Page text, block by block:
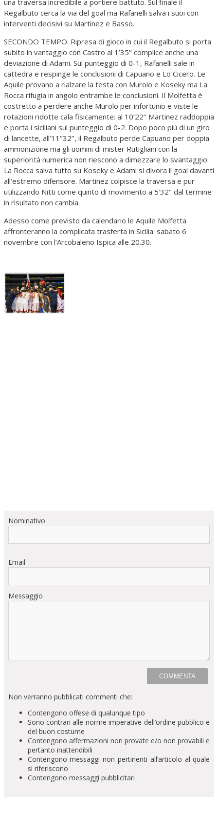
una traversa incredibile a portiere battuto. Sul finale il
Regalbuto cerca la via del goal ma Rafanelli salva i suoi con
interventi decisivi su Martinez e Basso.
SECONDO TEMPO. Ripresa di gioco in cui il Regalbuto si porta
subito in vantaggio con Castro al 1’35’’ complice anche una
deviazione di Adami. Sul punteggio di 0-1, Rafanelli sale in
cattedra e respinge le conclusioni di Capuano e Lo Cicero. Le
Aquile provano a rialzare la testa con Murolo e Koseky ma La
Rocca rifugia in angolo entrambe le conclusioni. Il Molfetta è
costretto a perdere anche Murolo per infortunio e viste le
rotazioni ridotte cala fisicamente: al 10’22’’ Martinez raddoppia
e porta i siciliani sul punteggio di 0-2. Dopo poco più di un giro
di lancette, all’11’’32’’, il Regalbuto perde Capuano per doppia
ammonizione ma gli uomini di mister Rutigliani con la
superiorità numerica non riescono a dimezzare lo svantaggio:
La Rocca salva tutto su Koseky e Adami si divora il goal davanti
all’estremo difensore. Martinez colpisce la traversa e pur
utilizzando Nitti come quinto di movimento a 5’32’’ dal termine
in risultato non cambia.
Adesso come previsto da calendario le Aquile Molfetta
affronteranno la complicata trasferta in Sicilia: sabato 6
novembre con l’Arcobaleno Ispica alle 20.30.
Nominativo
Email
Messaggio
Non verranno pubblicati commenti che:
Contengono offese di qualunque tipo
Sono contrari alle norme imperative dell’ordine pubblico e
del buon costume
Contengono affermazioni non provate e/o non provabili e
pertanto inattendibili
Contengono messaggi non pertinenti all’articolo al quale
si riferiscono
Contengono messaggi pubblicitari